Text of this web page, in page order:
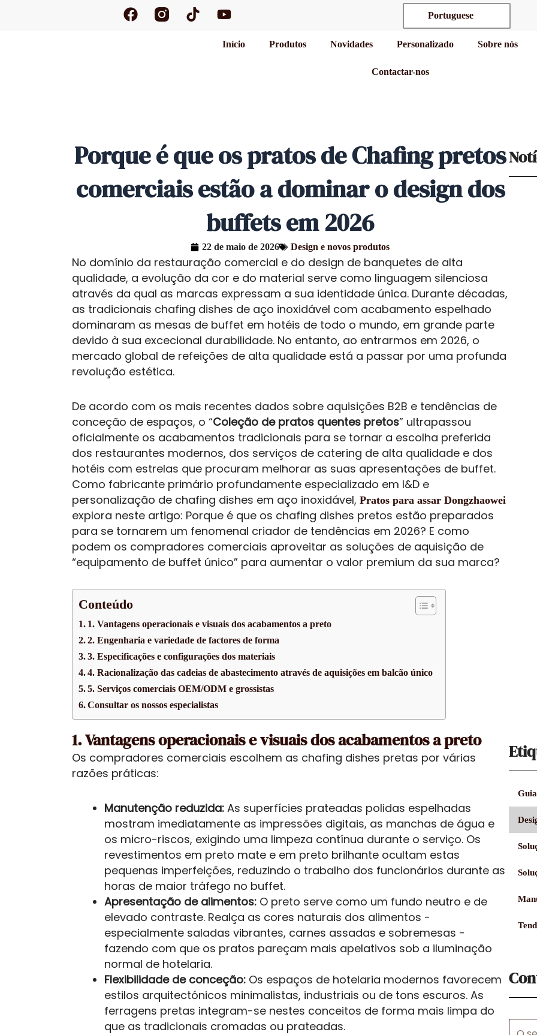
F
a
T
i
Y
o
t
Portuguese
Início Produtos Novidades Personalizado Sobre nós
Contactar-nos
Porque é que os pratos de Chafing pretos
comerciais estão a dominar o design dos
buffets em 2026
22 de maio de 2026 Design e novos produtos
No domínio da restauração comercial e do design de banquetes de alta
qualidade, a evolução da cor e do material serve como linguagem silenciosa
através da qual as marcas expressam a sua identidade única. Durante décadas,
as tradicionais chafing dishes de aço inoxidável com acabamento espelhado
dominaram as mesas de buffet em hotéis de todo o mundo, em grande parte
devido à sua excecional durabilidade. No entanto, ao entrarmos em 2026, o
mercado global de refeições de alta qualidade está a passar por uma profunda
revolução estética.
De acordo com os mais recentes dados sobre aquisições B2B e tendências de
conceção de espaços, o “Coleção de pratos quentes pretos” ultrapassou
oficialmente os acabamentos tradicionais para se tornar a escolha preferida
dos restaurantes modernos, dos serviços de catering de alta qualidade e dos
hotéis com estrelas que procuram melhorar as suas apresentações de buffet.
Como fabricante primário profundamente especializado em I&D e
personalização de chafing dishes em aço inoxidável, Pratos para assar Dongzhaowei
explora neste artigo: Porque é que os chafing dishes pretos estão preparados
para se tornarem um fenomenal criador de tendências em 2026? E como
podem os compradores comerciais aproveitar as soluções de aquisição de
“equipamento de buffet único” para aumentar o valor premium da sua marca?
Conteúdo
1. Vantagens operacionais e visuais dos acabamentos a preto
2. Engenharia e variedade de factores de forma
3. Especificações e configurações dos materiais
4. Racionalização das cadeias de abastecimento através de aquisições em balcão único
5. Serviços comerciais OEM/ODM e grossistas
Consultar os nossos especialistas
1. Vantagens operacionais e visuais dos acabamentos a preto
Os compradores comerciais escolhem as chafing dishes pretas por várias
razões práticas:
Manutenção reduzida: As superfícies prateadas polidas espelhadas
mostram imediatamente as impressões digitais, as manchas de água e
os micro-riscos, exigindo uma limpeza contínua durante o serviço. Os
revestimentos em preto mate e em preto brilhante ocultam estas
pequenas imperfeições, reduzindo o trabalho dos funcionários durante as
horas de maior tráfego no buffet.
Apresentação de alimentos: O preto serve como um fundo neutro e de
elevado contraste. Realça as cores naturais dos alimentos -
especialmente saladas vibrantes, carnes assadas e sobremesas -
fazendo com que os pratos pareçam mais apelativos sob a iluminação
normal de hotelaria.
Flexibilidade de conceção: Os espaços de hotelaria modernos favorecem
estilos arquitectónicos minimalistas, industriais ou de tons escuros. As
ferragens pretas integram-se nestes conceitos de forma mais limpa do
que as tradicionais cromadas ou prateadas.